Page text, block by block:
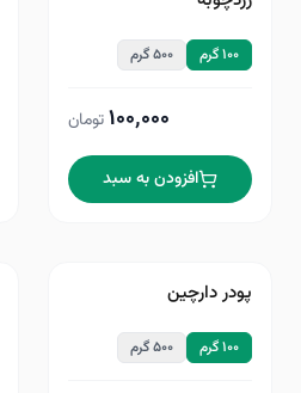
۱۰۰ گرم ۵۰۰ گرم
۱۰۰٬۰۰۰تومان
افزودن به سبد
پودر دارچین
۱۰۰ گرم ۵۰۰ گرم